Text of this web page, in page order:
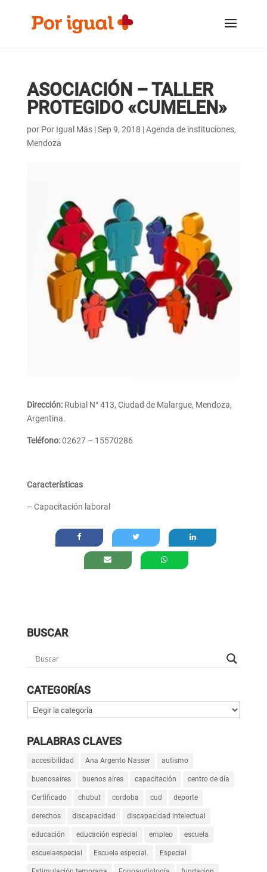
contenido
navegación
ASOCIACIÓN – TALLER
PROTEGIDO «CUMELEN»
por Por Igual Más|Sep 9, 2018 |Agenda de instituciones,
Mendoza
Dirección:Rubial N° 413, Ciudad de Malargue, Mendoza,
Argentina.
Teléfono:02627 – 15570286
Características
– Capacitación laboral
BUSCAR
CATEGORÍAS
Categorías
PALABRAS CLAVES
accesibilidad Ana Argento Nasser autismo
buenosaires buenos aires capacitación centro de día
Certificado chubut cordoba cud deporte
derechos discapacidad discapacidad intelectual
educación educación especial empleo escuela
escuelaespecial Escuela especial. Especial